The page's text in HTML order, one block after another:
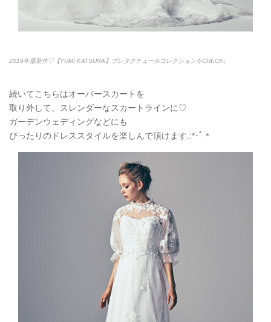
2019年最新作♡【YUMI KATSURA】プレタクチュールコレクションをCHECK♩
続いてこちらはオーバースカートを
取り外して、スレンダーなスカートラインに♡
ガーデンウェディングなどにも
ぴったりのドレススタイルを楽しんで頂けます.:*･ﾟ＊